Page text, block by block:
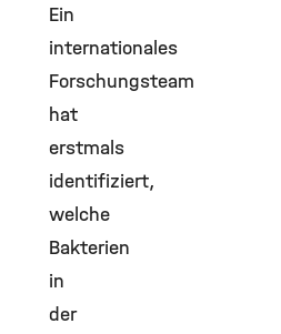
Ein
internationales
Forschungsteam
hat
erstmals
identifiziert,
welche
Bakterien
in
der